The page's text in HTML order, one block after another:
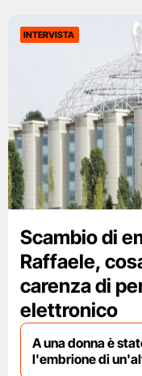
INTERVISTA
Scambio di
Raffaele,
carenza di
elettronico
A una donna è
l'embrione di